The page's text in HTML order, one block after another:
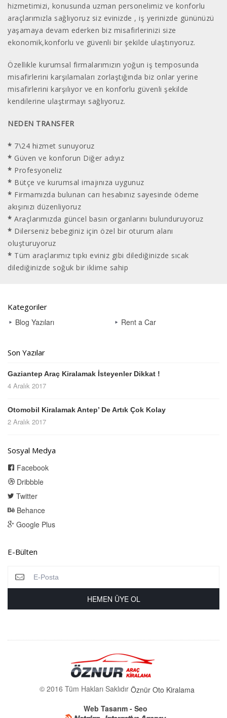
hizmetimizi, konusunda uzman personelimiz ve konforlu
araçlarımızla sağlıyoruz siz evinizde , iş yerinizde gününüzü
yaşamaya devam ederken biz misafirlerinizi size
ekonomik,konforlu ve güvenli bir şekilde ulaştırıyoruz.
Özellikle kurumsal firmalarımızın yoğun iş temposunda
misafirlerini karşılamaları zorlaştığında biz onlar yerine
misafirlerini karşılıyor ve en konforlu güvenli şekilde
kendilerine ulaştırmayı sağlıyoruz.
NEDEN TRANSFER
* 7\24 hizmet sunuyoruz
* Güven ve konforun Diğer adıyız
* Profesyoneliz
* Bütçe ve kurumsal imajınıza uygunuz
* Firmamızda bulunan carı hesabınız sayesinde ödeme
akışınızı düzenliyoruz
* Araçlarımızda güncel basın organlarını bulunduruyoruz
* Dilerseniz bebeginiz için özel bir oturum alanı
oluşturuyoruz
* Tüm araçlarımız tıpkı eviniz gibi dilediğinizde sıcak
dilediğinizde soğuk bir iklime sahip
Kategoriler
Blog Yazıları
Rent a Car
Son Yazılar
Gaziantep Araç Kiralamak İsteyenler Dikkat !
4 Aralık 2017
Otomobil Kiralamak Antep’ De Artık Çok Kolay
2 Aralık 2017
Sosyal Medya
Facebook
Dribbble
Twitter
Behance
Google Plus
E-Bülten
© 2016 Tüm Hakları Saklıdır Öznür Oto Kiralama
Web Tasarım - Seo